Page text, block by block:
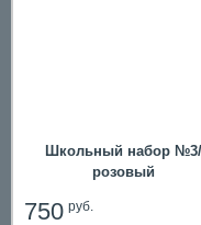
Школьный набор №3/
розовый
750руб.